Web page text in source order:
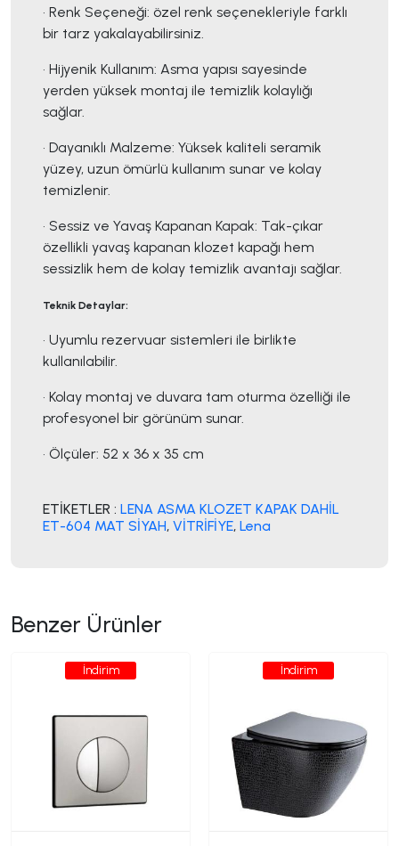
• Renk Seçeneği: özel renk seçenekleriyle farklı
bir tarz yakalayabilirsiniz.
• Hijyenik Kullanım: Asma yapısı sayesinde
yerden yüksek montaj ile temizlik kolaylığı
sağlar.
• Dayanıklı Malzeme: Yüksek kaliteli seramik
yüzey, uzun ömürlü kullanım sunar ve kolay
temizlenir.
• Sessiz ve Yavaş Kapanan Kapak: Tak-çıkar
özellikli yavaş kapanan klozet kapağı hem
sessizlik hem de kolay temizlik avantajı sağlar.
Teknik Detaylar:
• Uyumlu rezervuar sistemleri ile birlikte
kullanılabilir.
• Kolay montaj ve duvara tam oturma özelliği ile
profesyonel bir görünüm sunar.
• Ölçüler: 52 x 36 x 35 cm
ETİKETLER : LENA ASMA KLOZET KAPAK DAHİL
ET-604 MAT SİYAH, VİTRİFİYE, Lena
Benzer Ürünler
İndirim İndirim